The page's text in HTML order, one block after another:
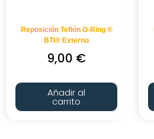
Reposición Teflón O-Ring ®
BTI® Externo
9,00 €
Añadir al
carrito